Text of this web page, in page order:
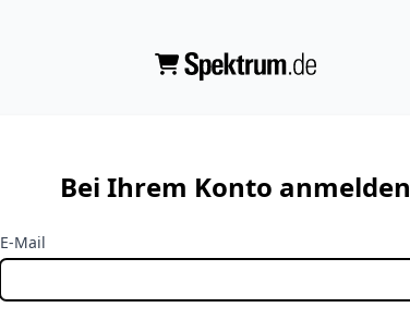
Bei Ihrem Konto anmelden
E-Mail